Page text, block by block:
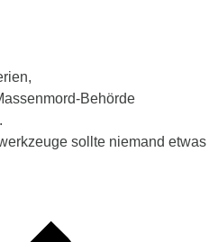
Behörde
sollte niemand etwas